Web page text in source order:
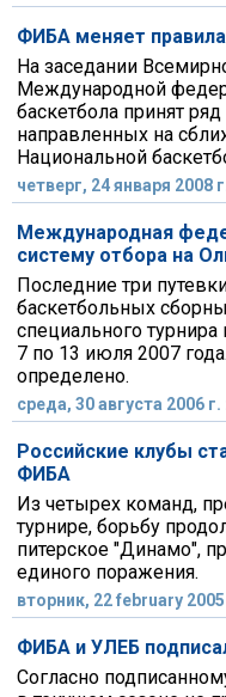
ФИБА меняет
На заседании
Международной
баскетбола принят
направленных на
Национальной
четверг, 24 января 2008
Международная
систему отбора на
Последние три
баскетбольных
специального
7 по 13 июля 2007
определено.
среда, 30 августа 2006 г.
Российские клубы
ФИБА
Из четырех команд,
турнире, борьбу
питерское "Динамо",
единого поражения.
вторник, 22 february 2005
ФИБА и УЛЕБ
Согласно